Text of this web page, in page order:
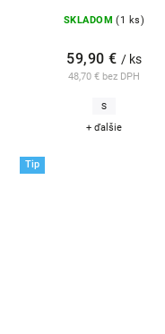
SKLADOM (1 ks)
48,70 € bez DPH
59,90 € / ks
S
+ ďalšie
Tip